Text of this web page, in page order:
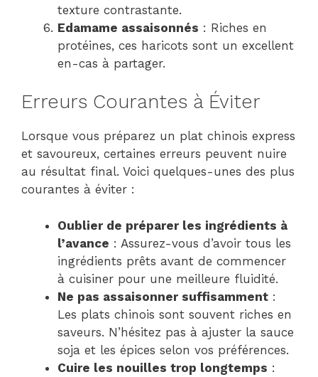
texture contrastante.
Edamame assaisonnés : Riches en
protéines, ces haricots sont un excellent
en-cas à partager.
Erreurs Courantes à Éviter
Lorsque vous préparez un plat chinois express
et savoureux, certaines erreurs peuvent nuire
au résultat final. Voici quelques-unes des plus
courantes à éviter :
Oublier de préparer les ingrédients à
l’avance : Assurez-vous d’avoir tous les
ingrédients prêts avant de commencer
à cuisiner pour une meilleure fluidité.
Ne pas assaisonner suffisamment :
Les plats chinois sont souvent riches en
saveurs. N’hésitez pas à ajuster la sauce
soja et les épices selon vos préférences.
Cuire les nouilles trop longtemps :